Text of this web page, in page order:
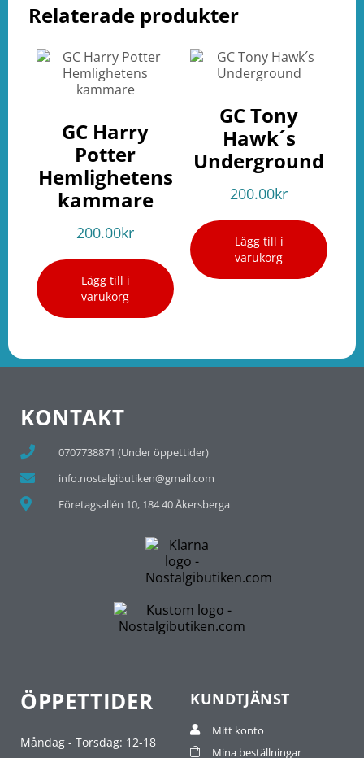
Relaterade produkter
GC Harry
Potter
Hemlighetens
kammare
200.00kr
Lägg till i
varukorg
GC Tony
Hawk´s
Underground
200.00kr
Lägg till i
varukorg
KONTAKT
0707738871 (Under öppettider)
info.nostalgibutiken@gmail.com
Företagsallén 10, 184 40 Åkersberga
ÖPPETTIDER
Måndag - Torsdag: 12-18
KUNDTJÄNST
Mitt konto
Mina beställningar